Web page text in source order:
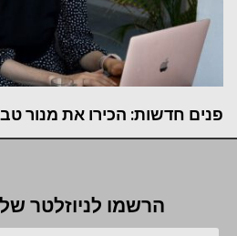
פנים חדשות: הכירו את מנור
הרשמו לניוזלטר